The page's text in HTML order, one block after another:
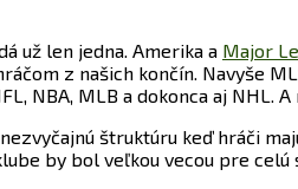
už len jedna. Amerika a Major
z našich končín. Navyše
NBA, MLB a dokonca aj NHL.
štruktúru keď hráči
by bol veľkou vecou pre